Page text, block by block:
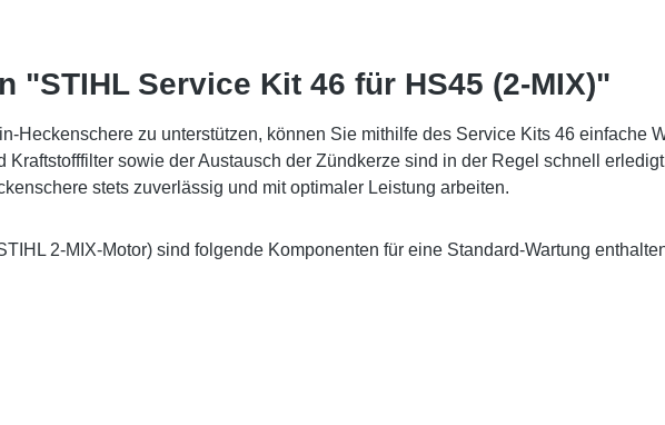
"STIHL Service Kit 46 für HS45 (2-MIX)"
Heckenschere zu unterstützen, können Sie mithilfe des Service Kits 46 einfache
Kraftstofffilter sowie der Austausch der Zündkerze sind in der Regel schnell
stets zuverlässig und mit optimaler Leistung arbeiten.
2-MIX-Motor) sind folgende Komponenten für eine Standard-Wartung